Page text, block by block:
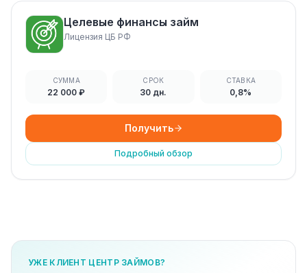
Целевые финансы займ
Лицензия ЦБ РФ
СУММА
22 000 ₽
СРОК
30 дн.
СТАВКА
0,8%
Получить
Подробный обзор
УЖЕ КЛИЕНТ ЦЕНТР ЗАЙМОВ?